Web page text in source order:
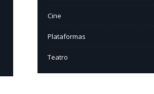
Cine
Plataformas
Teatro